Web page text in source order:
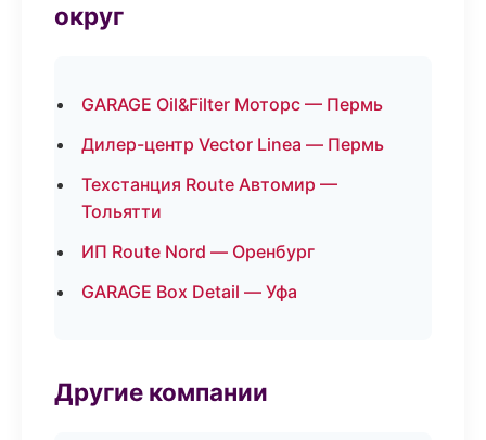
округ
GARAGE Oil&Filter Моторс — Пермь
Дилер-центр Vector Linea — Пермь
Техстанция Route Автомир —
Тольятти
ИП Route Nord — Оренбург
GARAGE Box Detail — Уфа
Другие компании